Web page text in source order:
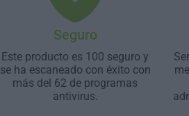
Seguro
Este producto es 100 seguro y
se ha escaneado con éxito con
más del 62 de programas
antivirus.